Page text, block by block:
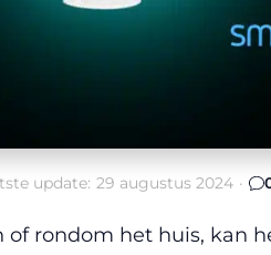
update: 29 augustus 2024 ·
of rondom het huis, kan